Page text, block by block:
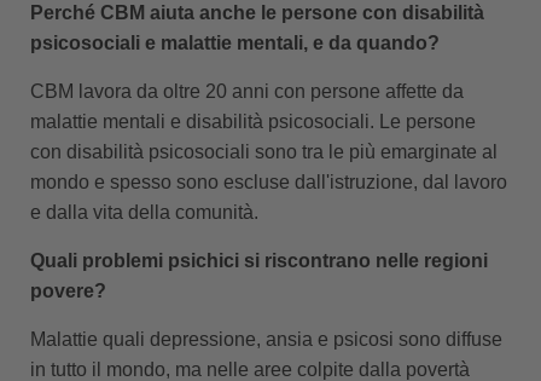
Perché CBM aiuta anche le persone con disabilità
psicosociali e malattie mentali, e da quando?
CBM lavora da oltre 20 anni con persone affette da
malattie mentali e disabilità psicosociali. Le persone
con disabilità psicosociali sono tra le più emarginate al
mondo e spesso sono escluse dall'istruzione, dal lavoro
e dalla vita della comunità.
Quali problemi psichici si riscontrano nelle regioni
povere?
Malattie quali depressione, ansia e psicosi sono diffuse
in tutto il mondo, ma nelle aree colpite dalla povertà